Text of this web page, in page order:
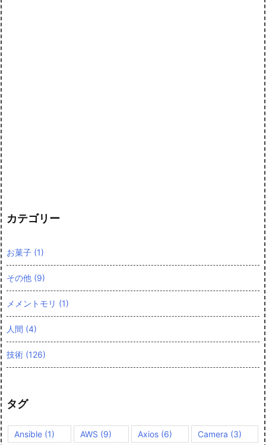
カテゴリー
お菓子 (1)
その他 (9)
メメントモリ (1)
人間 (4)
技術 (126)
タグ
Ansible (1) AWS (9) Axios(6) Camera (3)